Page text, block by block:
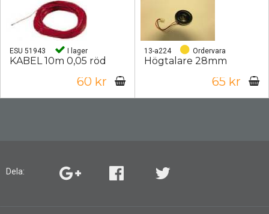
ESU 51943 I lager
KABEL 10m 0,05 röd
60 kr
13-a224 Ordervara
Högtalare 28mm
65 kr
Dela: